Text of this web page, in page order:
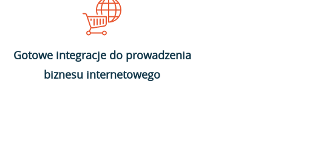
Gotowe integracje do prowadzenia
biznesu internetowego